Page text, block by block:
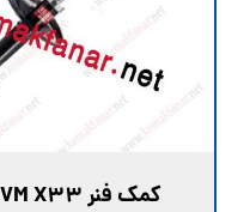
کمک فنر MVM X33 جلو چپ (KYB ژاپن)